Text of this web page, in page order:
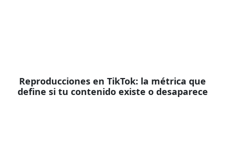
Reproducciones en TikTok: la métrica que
define si tu contenido existe o desaparece